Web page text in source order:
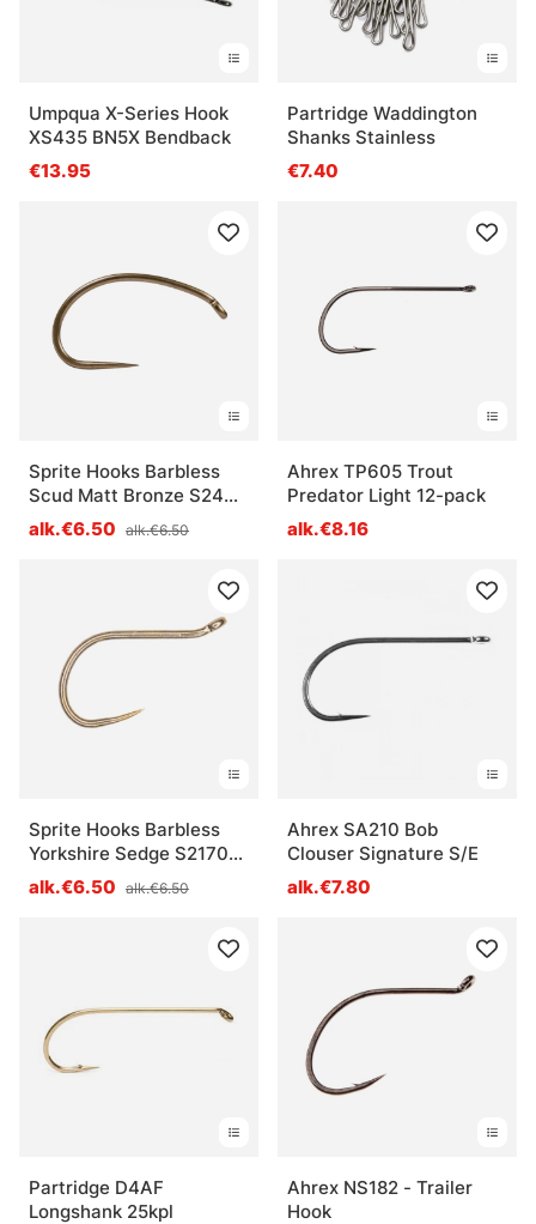
Umpqua X-Series Hook
XS435 BN5X Bendback
€13.95
Partridge Waddington
Shanks Stainless
€7.40
Sprite Hooks Barbless
Scud Matt Bronze S2499
25-pack
alk.€6.50 alk.€6.50
Ahrex TP605 Trout
Predator Light 12-pack
alk.€8.16
Sprite Hooks Barbless
Yorkshire Sedge S2170
25-pack
alk.€6.50 alk.€6.50
Ahrex SA210 Bob
Clouser Signature S/E
alk.€7.80
Partridge D4AF
Longshank 25kpl
Ahrex NS182 - Trailer
Hook